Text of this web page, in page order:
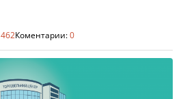
462Коментарии:0